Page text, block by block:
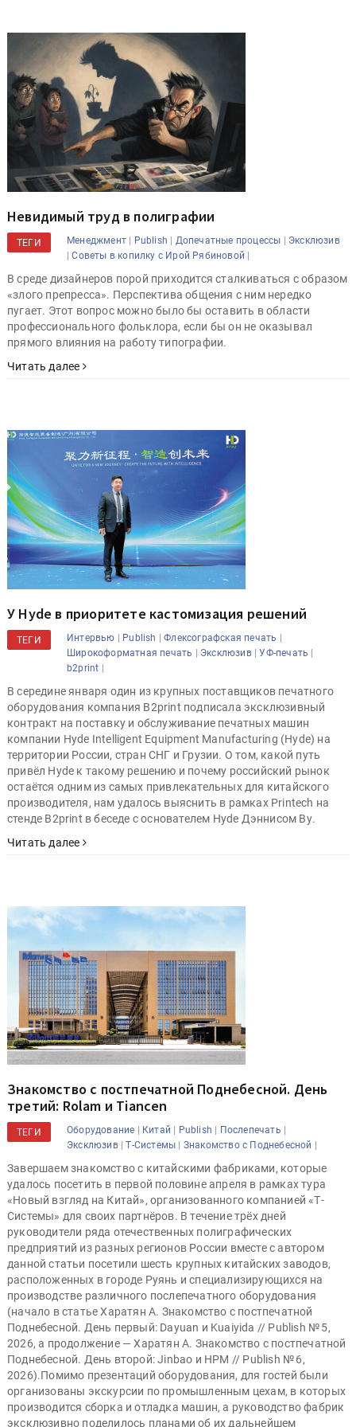
Невидимый труд в полиграфии
ТЕГИ Менеджмент | Publish | Допечатные процессы | Эксклюзив
|Советы в копилку с Ирой Рябиновой |
В среде дизайнеров порой приходится сталкиваться с образом
«злого препресса». Перспектива общения с ним нередко
пугает. Этот вопрос можно было бы оставить в области
профессионального фольклора, если бы он не оказывал
прямого влияния на работу типографии.
Читать далее
У Hyde в приоритете кастомизация решений
ТЕГИ Интервью | Publish |Флексографская печать |
Широкоформатная печать | Эксклюзив|УФ-печать |
b2print |
В середине января один из крупных поставщиков печатного
оборудования компания B2print подписала эксклюзивный
контракт на поставку и обслуживание печатных машин
компании Hyde Intelligent Equipment Manufacturing (Hyde) на
территории России, стран СНГ и Грузии. О том, какой путь
привёл Hyde к такому решению и почему российский рынок
остаётся одним из самых привлекательных для китайского
производителя, нам удалось выяснить в рамках Printech на
стенде B2print в беседе с основателем Hyde Дэннисом Ву.
Читать далее
Знакомство с постпечатной Поднебесной. День
третий: Rolam и Tiancen
ТЕГИ Оборудование | Китай | Publish | Послепечать |
Эксклюзив|Т-Системы | Знакомство с Поднебесной |
Завершаем знакомство с китайскими фабриками, которые
удалось посетить в первой половине апреля в рамках тура
«Новый взгляд на Китай», организованного компанией «Т-
Системы» для своих партнёров. В течение трёх дней
руководители ряда отечественных полиграфических
предприятий из разных регионов России вместе с автором
данной статьи посетили шесть крупных китайских заводов,
расположенных в городе Руянь и специализирующихся на
производстве различного послепечатного оборудования
(начало в статье Харатян А. Знакомство с постпечатной
Поднебесной. День первый: Dayuan и Kuaiyida // Publish № 5,
2026, а продолжение — Харатян А. Знакомство с постпечатной
Поднебесной. День второй: Jinbao и HPM // Publish № 6,
2026).Помимо презентаций оборудования, для гостей были
организованы экскурсии по промышленным цехам, в которых
производится сборка и отладка машин, а руководство фабрик
эксклюзивно поделилось планами об их дальнейшем